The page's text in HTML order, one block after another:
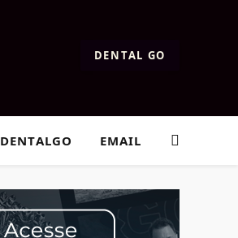
DENTAL GO
DENTALGO EMAIL